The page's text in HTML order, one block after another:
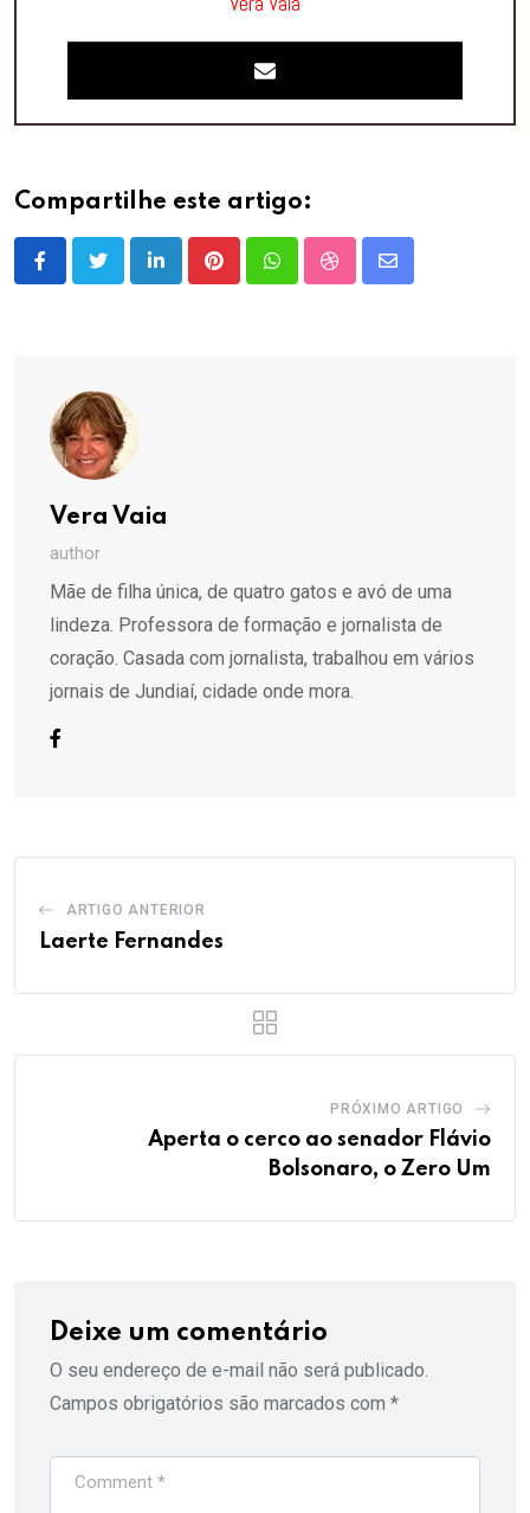
Compartilhe este artigo:
LinkedInPinterestWhatsappStumbleUpon
Share
Vera Vaia
author
Mãe de filha única, de quatro gatos e avó de uma
lindeza. Professora de formação e jornalista de
coração. Casada com jornalista, trabalhou em vários
jornais de Jundiaí, cidade onde mora.
ARTIGO ANTERIOR
Laerte Fernandes
PRÓXIMO ARTIGO
Aperta o cerco ao senador Flávio
Bolsonaro, o Zero Um
Deixe um comentário
O seu endereço de e-mail não será publicado.
Campos obrigatórios são marcados com *